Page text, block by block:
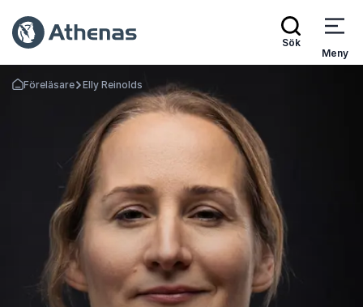
Sök
Meny
Gå tillbaka till startsidan
Föreläsare Elly Reinolds